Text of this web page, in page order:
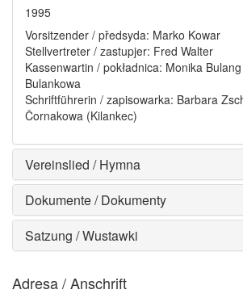
1995
Vorsitzender / předsyda: Marko Kowar
Stellvertreter / zastupjer: Fred Walter
Kassenwartin / pokładnica: Monika
Bulankowa
Schriftführerin / zapisowarka: Barbara
Čornakowa (Kilankec)
Vereinslied / Hymna
Dokumente / Dokumenty
Satzung / Wustawki
Adresa / Anschrift